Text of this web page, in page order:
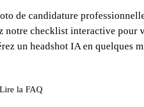
de candidature
notre checklist interactive pour
un headshot IA en quelques
Lire la FAQ